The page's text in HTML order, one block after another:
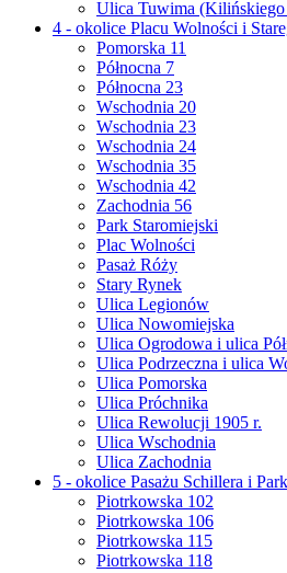
Ulica Tuwima
4 - okolice Placu Wolności i
Pomorska 11
Północna 7
Północna 23
Wschodnia 20
Wschodnia 23
Wschodnia 24
Wschodnia 35
Wschodnia 42
Zachodnia 56
Park Staromiejski
Plac Wolności
Pasaż Róży
Stary Rynek
Ulica Legionów
Ulica Nowomiejska
Ulica Ogrodowa i ulica
Ulica Podrzeczna i ulica
Ulica Pomorska
Ulica Próchnika
Ulica Rewolucji 1905 r.
Ulica Wschodnia
Ulica Zachodnia
5 - okolice Pasażu Schillera i
Piotrkowska 102
Piotrkowska 106
Piotrkowska 115
Piotrkowska 118